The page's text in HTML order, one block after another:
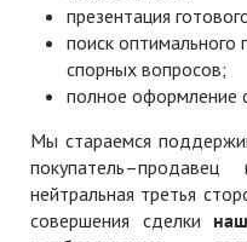
презентация
поиск оптимального
спорных вопросов;
полное оформление
Мы стараемся
нейтральная третья
совершения сделки